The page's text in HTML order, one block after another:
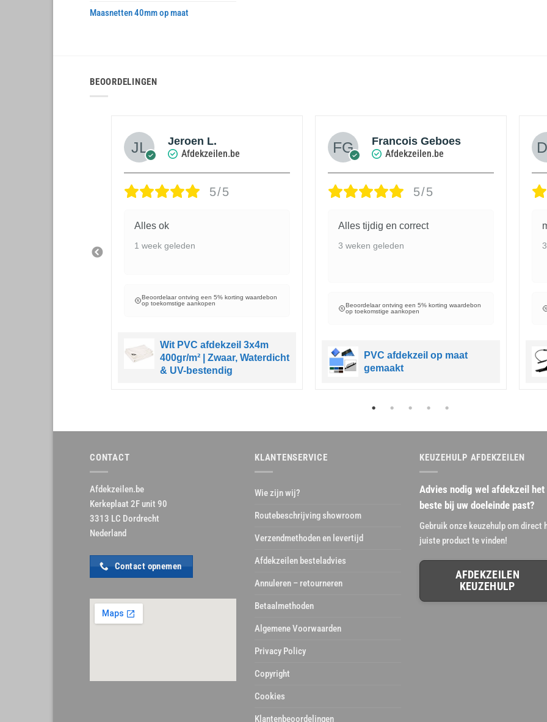
Maasnetten 40mm op maat
BEOORDELINGEN
Jeroen L.
Afdekzeilen.be
5/5
Alles ok
1 week geleden
Beoordelaar ontving een 5% korting waardebon
op toekomstige aankopen
Wit PVC afdekzeil 3x4m
400gr/m² | Zwaar, Waterdicht
& UV-bestendig
Francois Geboes
Afdekzeilen.be
5/5
Alles tijdig en correct
3 weken geleden
Beoordelaar ontving een 5% korting waardebon
op toekomstige aankopen
PVC afdekzeil op maat
gemaakt
CONTACT
Afdekzeilen.be
Kerkeplaat 2F unit 90
3313 LC Dordrecht
Nederland
Contact opnemen
KLANTENSERVICE
Wie zijn wij?
Routebeschrijving showroom
Verzendmethoden en levertijd
Afdekzeilen besteladvies
Annuleren – retourneren
Betaalmethoden
Algemene Voorwaarden
Privacy Policy
Copyright
Cookies
Klantenbeoordelingen
KEUZEHULP AFDEKZEILEN
Advies nodig wel afdekzeil het
beste bij uw doeleinde past?
Gebruik onze keuzehulp om direct
juiste product te vinden!
AFDEKZEILEN
KEUZEHULP